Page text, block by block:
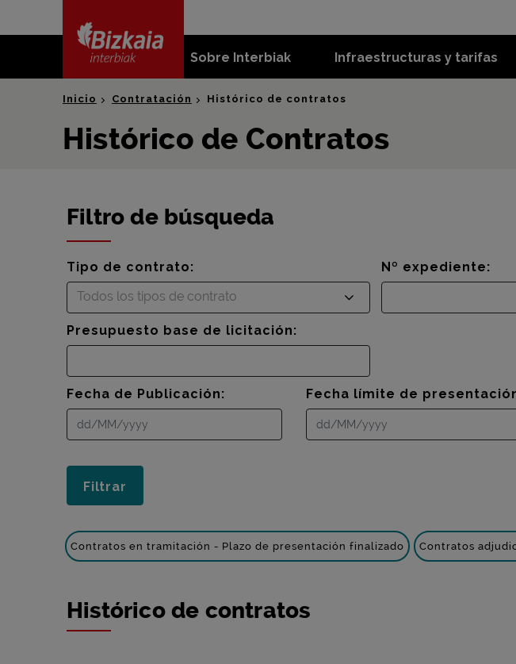
content
Sobre Interbiak Infraestructuras y tarifas
Inicio Contratación Histórico de contratos
Histórico de Contratos
Filtro de búsqueda
Tipo de contrato:
Todos los tipos de contrato
Nº expediente:
Presupuesto base de licitación:
Fecha de Publicación: Fecha límite de
Contratos en tramitación - Plazo de presentación finalizado Contratos
Histórico de contratos